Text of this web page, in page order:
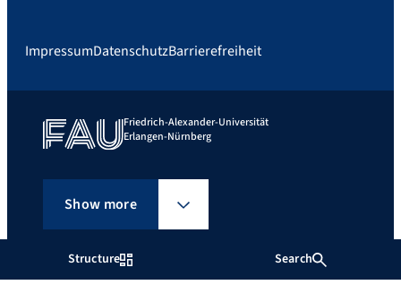
Structure Search
ImpressumDatenschutzBarrierefreiheit
Friedrich-Alexander-Universität
Erlangen-Nürnberg
Show more